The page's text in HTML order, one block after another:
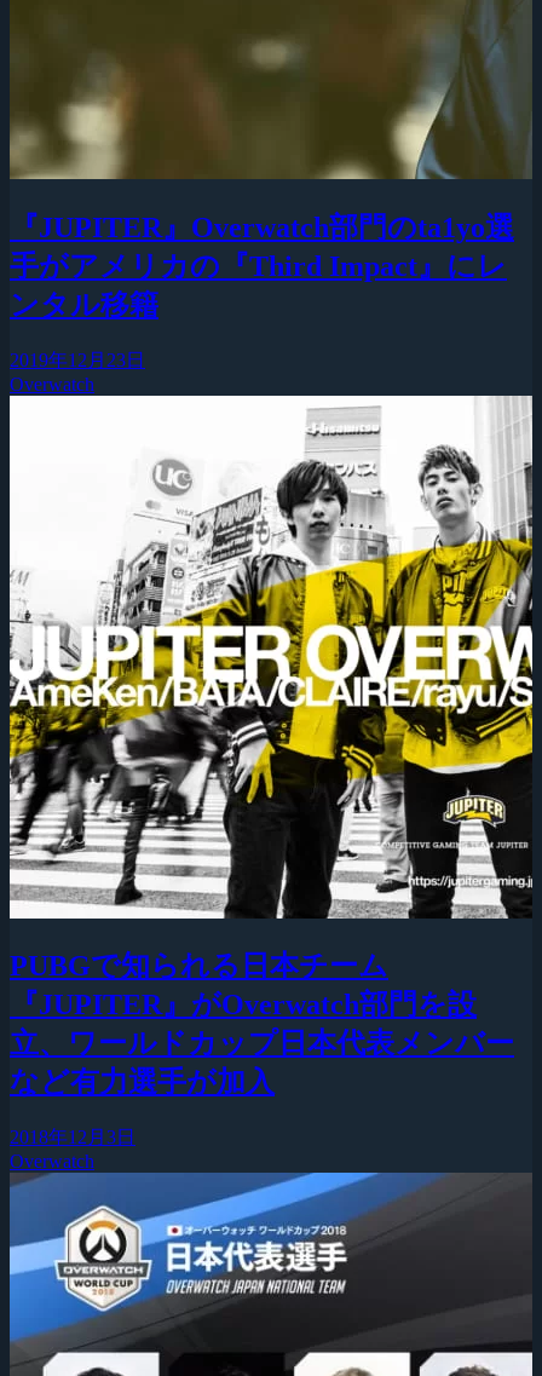
『JUPITER』Overwatch部門のta1yo選
手がアメリカの『Third Impact』にレ
ンタル移籍
2019年12月23日
Overwatch
PUBGで知られる日本チーム
『JUPITER』がOverwatch部門を設
立、ワールドカップ日本代表メンバー
など有力選手が加入
2018年12月3日
Overwatch